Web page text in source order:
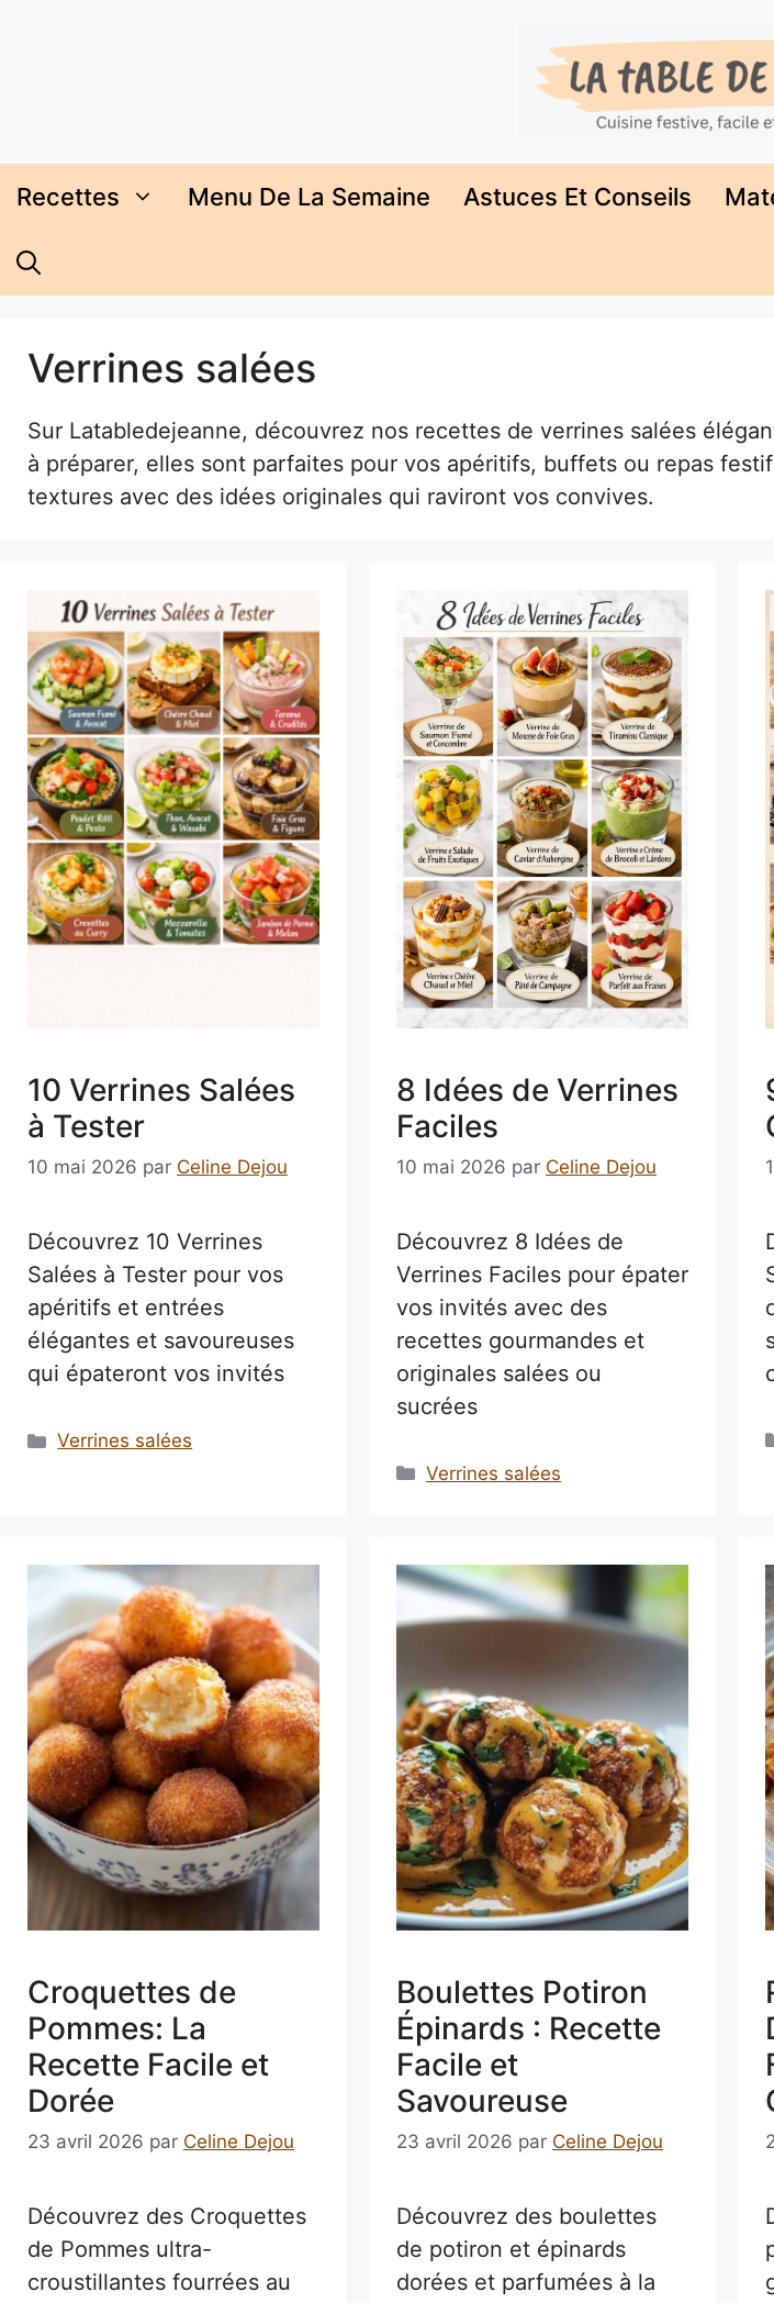
Recettes Menu De La Semaine Astuces Et Conseils
Verrines salées
Sur Latabledejeanne, découvrez nos recettes de verrines salées
à préparer, elles sont parfaites pour vos apéritifs, buffets ou repas
textures avec des idées originales qui raviront vos convives.
10 Verrines Salées
à Tester
10 mai 2026 par Celine Dejou
Découvrez 10 Verrines
Salées à Tester pour vos
apéritifs et entrées
élégantes et savoureuses
qui épateront vos invités
Catégories
Verrines salées
8 Idées de Verrines
Faciles
10 mai 2026 par Celine Dejou
Découvrez 8 Idées de
Verrines Faciles pour épater
vos invités avec des
recettes gourmandes et
originales salées ou
sucrées
Catégories
Verrines salées
Croquettes de
Pommes: La
Recette Facile et
Dorée
23 avril 2026 par Celine Dejou
Découvrez des Croquettes
de Pommes ultra-
croustillantes fourrées au
Boulettes Potiron
Épinards : Recette
Facile et
Savoureuse
23 avril 2026 par Celine Dejou
Découvrez des boulettes
de potiron et épinards
dorées et parfumées à la